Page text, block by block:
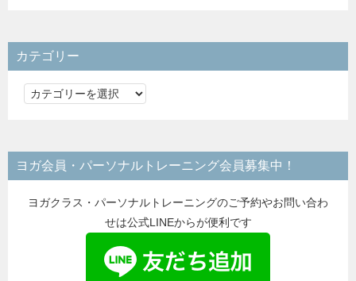
カテゴリー
カ
リ
ー
ヨガ会員・パーソナルトレーニング会員募集中！
ヨガクラス・パーソナルトレーニングのご予約やお問い合わ
せは公式LINEからが便利です